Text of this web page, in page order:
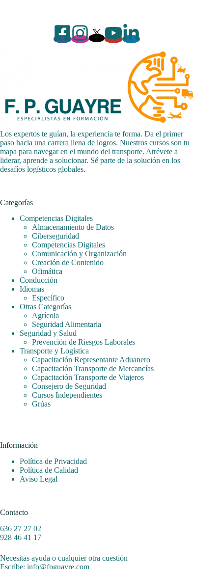
Los expertos te guían, la experiencia te forma. Da el primer
paso hacia una carrera llena de logros. Nuestros cursos son tu
mapa para navegar en el mundo del transporte. Atrévete a
liderar, aprende a solucionar. Sé parte de la solución en los
desafíos logísticos globales.
Categorías
Competencias Digitales
Almacenamiento de Datos
Ciberseguridad
Competencias Digitales
Comunicación y Organización
Creación de Contenido
Ofimática
Conducción
Idiomas
Específico
Otras Categorías
Agrícola
Seguridad Alimentaria
Seguridad y Salud
Prevención de Riesgos Laborales
Transporte y Logística
Capacitación Representante Aduanero
Capacitación Transporte de Mercancías
Capacitación Transporte de Viajeros
Consejero de Seguridad
Cursos Independientes
Grúas
Información
Política de Privacidad
Política de Calidad
Aviso Legal
Contacto
636 27 27 02
928 46 41 17
Necesitas ayuda o cualquier otra cuestión
Escríbe: info@fpguayre.com